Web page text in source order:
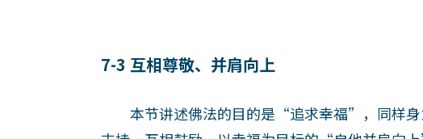
7-3 互相尊敬、并肩向上
本节讲述佛法的目的是“追求幸福”，同样身